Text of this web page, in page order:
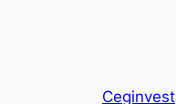
Ceginvest